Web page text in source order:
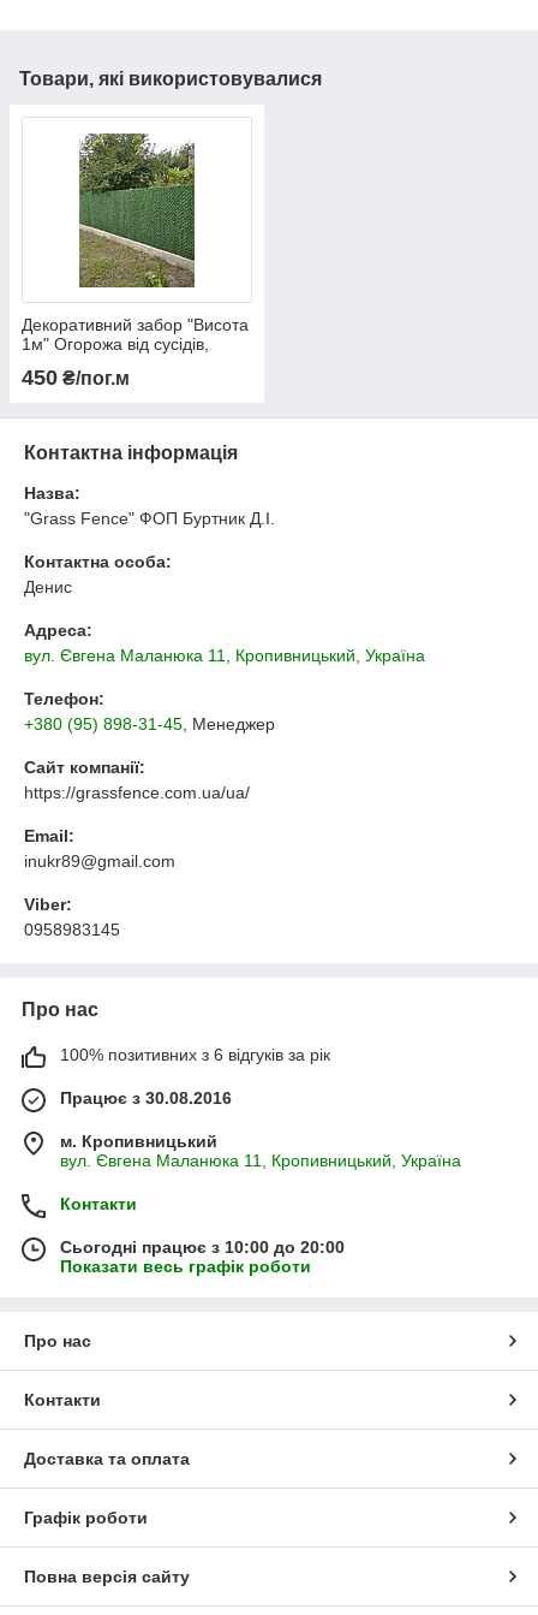
Товари, які використовувалися
Декоративний забор "Висота
1м" Огорожа від сусідів,
450 ₴/пог.м
Контактна інформація
Назва:
"Grass Fence" ФОП Буртник Д.І.
Контактна особа:
Денис
Адреса:
вул. Євгена Маланюка 11, Кропивницький, Україна
Телефон:
+380 (95) 898-31-45 , Менеджер
Сайт компанії:
https://grassfence.com.ua/ua/
Email:
inukr89@gmail.com
Viber:
0958983145
Про нас
100% позитивних з 6 відгуків за рік
Працює з 30.08.2016
м. Кропивницький
вул. Євгена Маланюка 11, Кропивницький, Україна
Контакти
Сьогодні працює з 10:00 до 20:00
Показати весь графік роботи
Про нас
Контакти
Доставка та оплата
Графік роботи
Повна версія сайту